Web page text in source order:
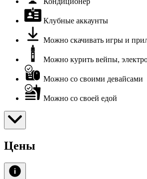
Клубные аккаунты
Можно скачивать игры и
Можно курить вейпы,
Можно со своими девайсами
Можно со своей едой
Цены